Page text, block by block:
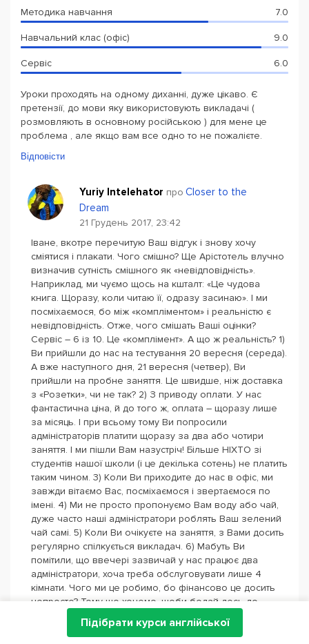
Методика навчання 7.0
Навчальний клас (офіс) 9.0
Сервіс 6.0
Уроки проходять на одному диханні, дуже цікаво. Є
претензії, до мови яку використовують викладачі (
розмовляють в основному російською ) для мене це
проблема , але якщо вам все одно то не пожалієте.
Відповісти
Yuriy Intelehator про Closer to the
Dream
21 Грудень 2017, 23:42
Іване, вкотре перечитую Ваш відгук і знову хочу
сміятися і плакати. Чого смішно? Ще Арістотель влучно
визначив сутність смішного як «невідповідність».
Наприклад, ми чуємо щось на кшталт: «Це чудова
книга. Щоразу, коли читаю її, одразу засинаю». І ми
посміхаємося, бо між «компліментом» і реальністю є
невідповідність. Отже, чого смішать Ваші оцінки?
Сервіс – 6 із 10. Це «комплімент». А що ж реальність? 1)
Ви прийшли до нас на тестування 20 вересня (середа).
А вже наступного дня, 21 вересня (четвер), Ви
прийшли на пробне заняття. Це швидше, ніж доставка
з «Розетки», чи не так? 2) З приводу оплати. У нас
фантастична ціна, й до того ж, оплата – щоразу лише
за місяць. І при всьому тому Ви попросили
адміністраторів платити щоразу за два або чотири
заняття. І ми пішли Вам назустріч! Більше НІХТО зі
студентів нашої школи (і це декілька сотень) не платить
таким чином. 3) Коли Ви приходите до нас в офіс, ми
завжди вітаємо Вас, посміхаємося і звертаємося по
імені. 4) Ми не просто пропонуємо Вам воду або чай,
дуже часто наші адміністратори роблять Ваш зелений
чай самі. 5) Коли Ви очікуєте на заняття, з Вами досить
регулярно спілкується викладач. 6) Мабуть Ви
помітили, що ввечері зазвичай у нас працює два
адміністратори, хоча треба обслуговувати лише 4
кімнати. Чого ми це робимо, бо фінансово це досить
непросто? Тому що хочемо, щоби бодай десь до
ставилися до нас. Тому, Іване, ще раз дякую, що
Підібрати курси англійської